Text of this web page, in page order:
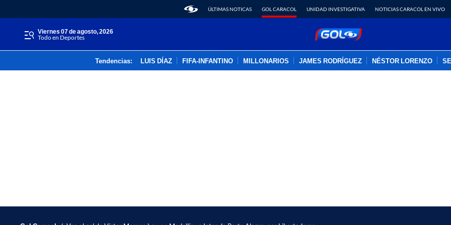
ÚLTIMAS NOTICAS GOL CARACOL UNIDAD INVESTIGATIVA NOTICIAS CARACOL EN VIVO
viernes 07 de agosto, 2026
Todo en Deportes
Tendencias: LUIS DÍAZ FIFA-INFANTINO MILLONARIOS JAMES RODRÍGUEZ NÉSTOR LORENZO